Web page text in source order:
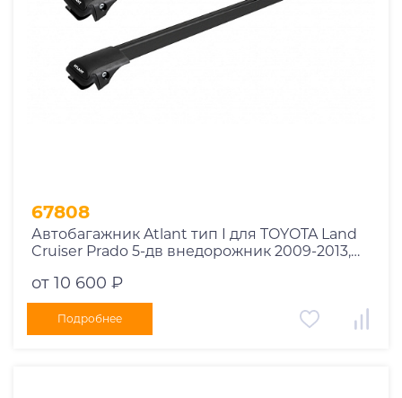
67808
Автобагажник Atlant тип I для TOYOTA Land
Cruiser Prado 5-дв внедорожник 2009-2013,
черные дуги 910/910 мм 10002+11115+11115
от 10 600 ₽
Подробнее